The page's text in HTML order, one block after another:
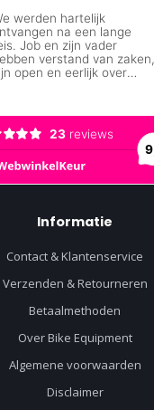
Informatie
Contact & Klantenservice
Verzenden & Retourneren
Betaalmethoden
Over Bike Equipment
Algemene voorwaarden
Disclaimer